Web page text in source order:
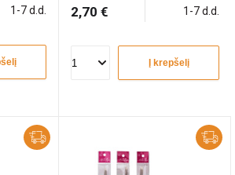
1-7 d.d. 2,70 € 1-7 d.d.
Į krepšelį